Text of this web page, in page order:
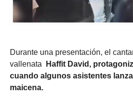
Durante una presentación, el
vallenata
Haffit David,
cuando algunos asistentes
maicena.